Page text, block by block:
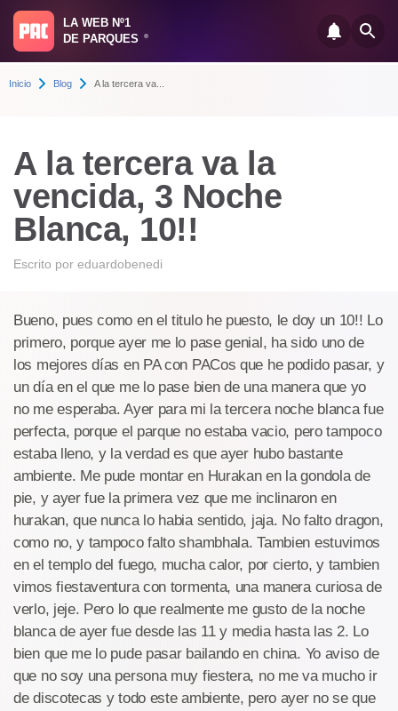
LA WEB Nº1
DE PARQUES
®
Inicio Blog A la tercera va...
A la tercera va la
vencida, 3 Noche
Blanca, 10!!
Escrito por eduardobenedi
Bueno, pues como en el titulo he puesto, le doy un 10!! Lo
primero, porque ayer me lo pase genial, ha sido uno de
los mejores días en PA con PACos que he podido pasar, y
un día en el que me lo pase bien de una manera que yo
no me esperaba. Ayer para mi la tercera noche blanca fue
perfecta, porque el parque no estaba vacio, pero tampoco
estaba lleno, y la verdad es que ayer hubo bastante
ambiente. Me pude montar en Hurakan en la gondola de
pie, y ayer fue la primera vez que me inclinaron en
hurakan, que nunca lo habia sentido, jaja. No falto dragon,
como no, y tampoco falto shambhala. Tambien estuvimos
en el templo del fuego, mucha calor, por cierto, y tambien
vimos fiestaventura con tormenta, una manera curiosa de
verlo, jeje. Pero lo que realmente me gusto de la noche
blanca de ayer fue desde las 11 y media hasta las 2. Lo
bien que me lo pude pasar bailando en china. Yo aviso de
que no soy una persona muy fiestera, no me va mucho ir
de discotecas y todo este ambiente, pero ayer no se que